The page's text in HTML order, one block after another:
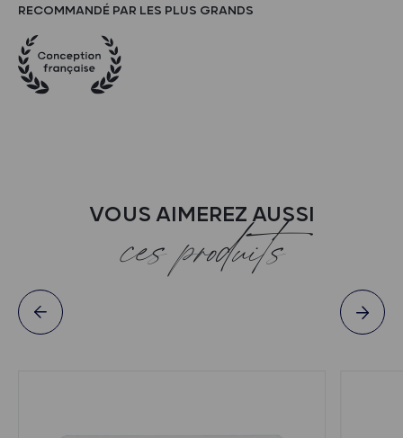
RECOMMANDÉ PAR LES PLUS GRANDS
VOUS AIMEREZ AUSSI
ces produits